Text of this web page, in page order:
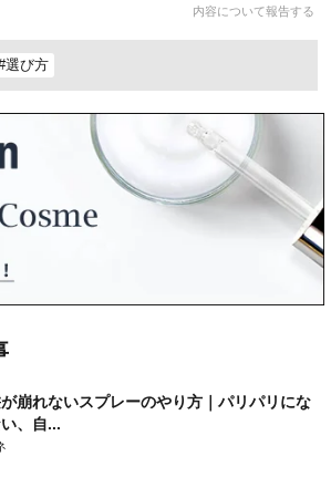
内容について報告する
選び方
崩れないスプレーのやり方｜パリパリにな
、自...